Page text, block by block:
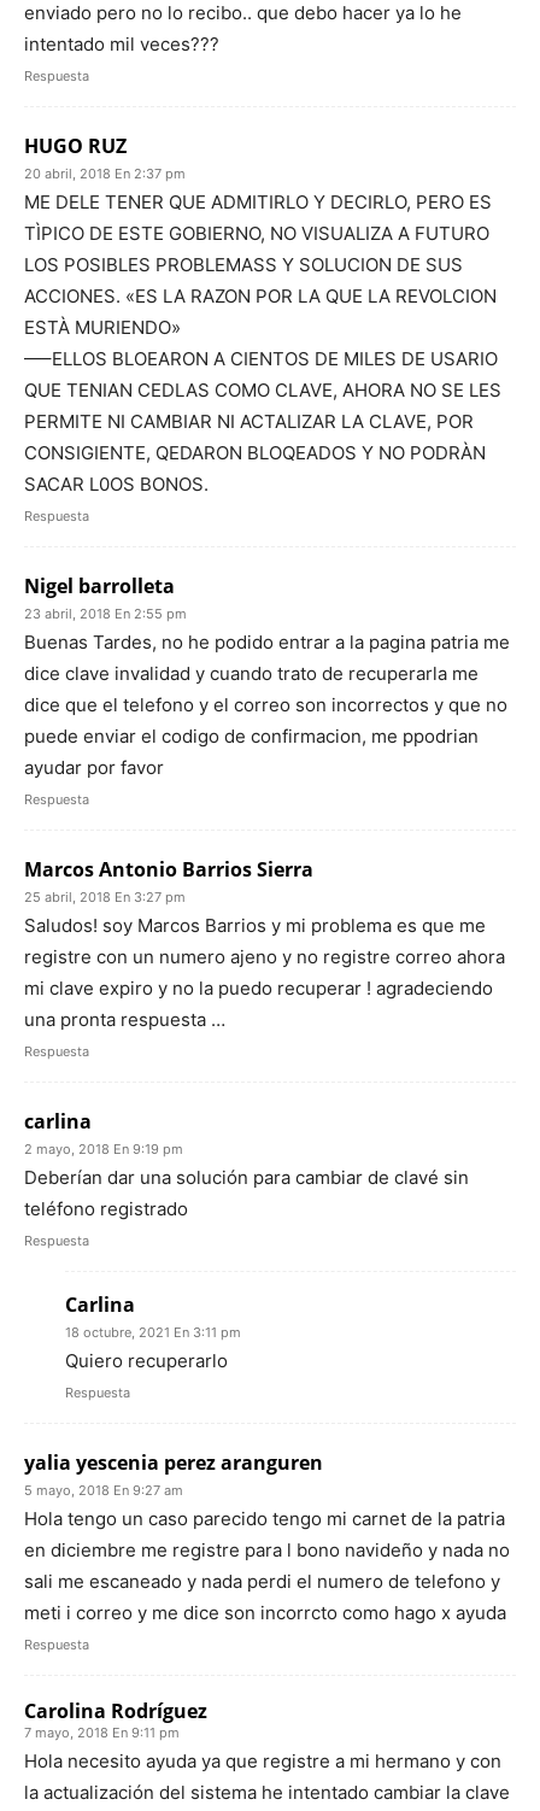
enviado pero no lo recibo.. que debo hacer ya lo he
intentado mil veces???
Respuesta
HUGO RUZ
20 abril, 2018 En 2:37 pm
ME DELE TENER QUE ADMITIRLO Y DECIRLO, PERO ES
TÌPICO DE ESTE GOBIERNO, NO VISUALIZA A FUTURO
LOS POSIBLES PROBLEMASS Y SOLUCION DE SUS
ACCIONES. «ES LA RAZON POR LA QUE LA REVOLCION
ESTÀ MURIENDO»
—–ELLOS BLOEARON A CIENTOS DE MILES DE USARIO
QUE TENIAN CEDLAS COMO CLAVE, AHORA NO SE LES
PERMITE NI CAMBIAR NI ACTALIZAR LA CLAVE, POR
CONSIGIENTE, QEDARON BLOQEADOS Y NO PODRÀN
SACAR L0OS BONOS.
Respuesta
Nigel barrolleta
23 abril, 2018 En 2:55 pm
Buenas Tardes, no he podido entrar a la pagina patria me
dice clave invalidad y cuando trato de recuperarla me
dice que el telefono y el correo son incorrectos y que no
puede enviar el codigo de confirmacion, me ppodrian
ayudar por favor
Respuesta
Marcos Antonio Barrios Sierra
25 abril, 2018 En 3:27 pm
Saludos! soy Marcos Barrios y mi problema es que me
registre con un numero ajeno y no registre correo ahora
mi clave expiro y no la puedo recuperar ! agradeciendo
una pronta respuesta …
Respuesta
carlina
2 mayo, 2018 En 9:19 pm
Deberían dar una solución para cambiar de clavé sin
teléfono registrado
Respuesta
Carlina
18 octubre, 2021 En 3:11 pm
Quiero recuperarlo
Respuesta
yalia yescenia perez aranguren
5 mayo, 2018 En 9:27 am
Hola tengo un caso parecido tengo mi carnet de la patria
en diciembre me registre para l bono navideño y nada no
sali me escaneado y nada perdi el numero de telefono y
meti i correo y me dice son incorrcto como hago x ayuda
Respuesta
Carolina Rodríguez
7 mayo, 2018 En 9:11 pm
Hola necesito ayuda ya que registre a mi hermano y con
la actualización del sistema he intentado cambiar la clave